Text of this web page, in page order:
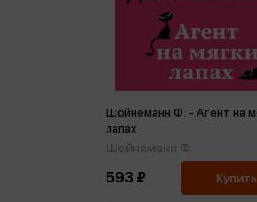
Шойнеманн Ф. - Агент на
лапах
Шойнеманн Ф.
593 ₽ Купить